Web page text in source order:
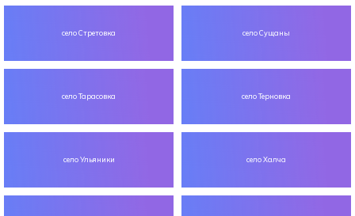
село Стретовка село Сущаны
село Тарасовка село Терновка
село Ульяники село Халча